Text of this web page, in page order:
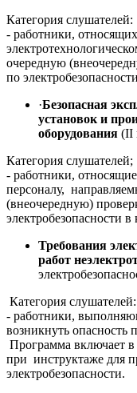
Категория слушателей:
- работники,
очередную
по
·Безопасная
установок и
оборудования (II
Категория слушателей;
- работники,
персоналу,
(внеочередную)
электробезопасности
Требования
работ
Категория слушателей:
- работники,
возникнуть опасность
Программа включает в
при инструктаже для
электробезопасности.